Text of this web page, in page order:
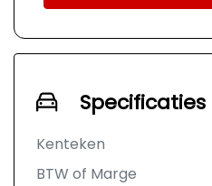
Specificaties
Kenteken
BTW of Marge